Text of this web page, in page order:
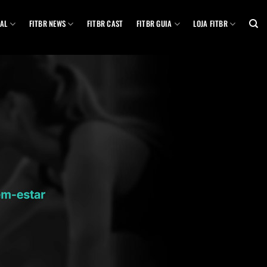
FITBR NEWS FITBR CAST FITBR GUIA LOJA FITBR